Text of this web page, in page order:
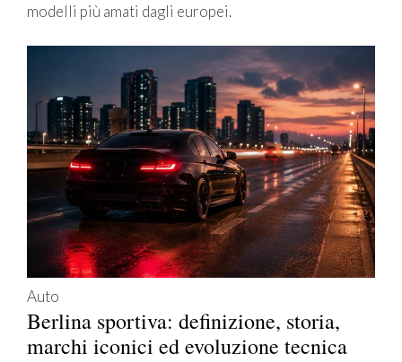
modelli più amati dagli europei.
Auto
Berlina sportiva: definizione, storia,
marchi iconici ed evoluzione tecnica